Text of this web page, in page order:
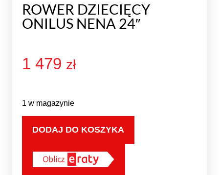
ROWER DZIECIĘCY
ONILUS NENA 24″
1 479 zł
1 w magazynie
DODAJ DO KOSZYKA